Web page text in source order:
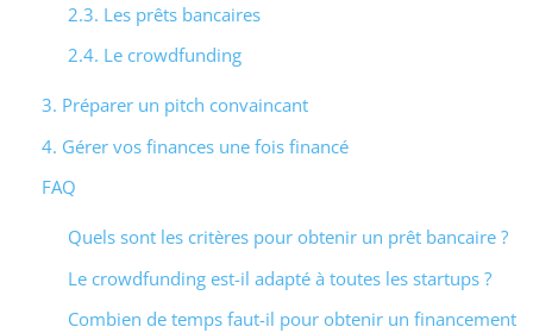
2.3. Les prêts bancaires
2.4. Le crowdfunding
3. Préparer un pitch convaincant
4. Gérer vos finances une fois financé
FAQ
Quels sont les critères pour obtenir un prêt bancaire ?
Le crowdfunding est-il adapté à toutes les startups ?
Combien de temps faut-il pour obtenir un financement